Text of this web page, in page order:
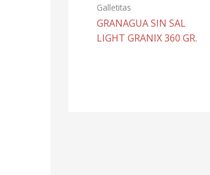
Galletitas
GRANAGUA SIN SAL
LIGHT GRANIX 360 GR.